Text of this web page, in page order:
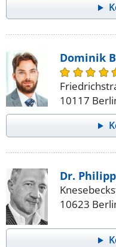
Dominik
10117
Dr.
10623